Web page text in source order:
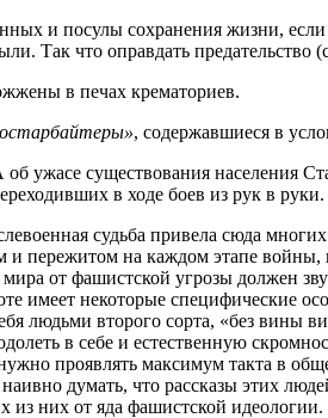
и посулы сохранения жизни,
Так что оправдать предательство
в печах крематориев.
, содержавшиеся в
об ужасе существования населения
в ходе боев из рук в руки.
судьба привела сюда
пережитом на каждом этапе
от фашистской угрозы должен
имеет некоторые специфические
людьми второго сорта, «без вины
в себе и естественную
проявлять максимум такта в
думать, что рассказы этих
из них от яда фашистской идеологии.